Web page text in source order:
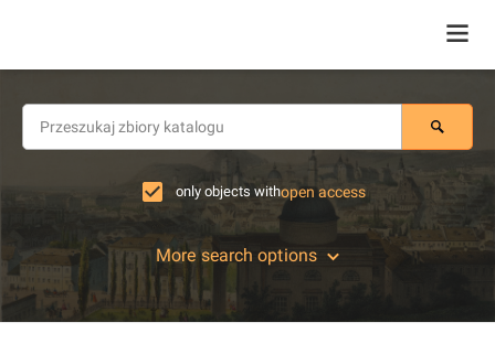
only objects withopen access
More search options